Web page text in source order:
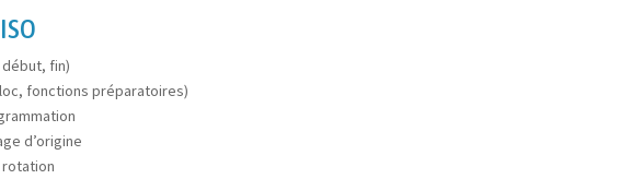
fin)
fonctions préparatoires)
d’origine
rotation